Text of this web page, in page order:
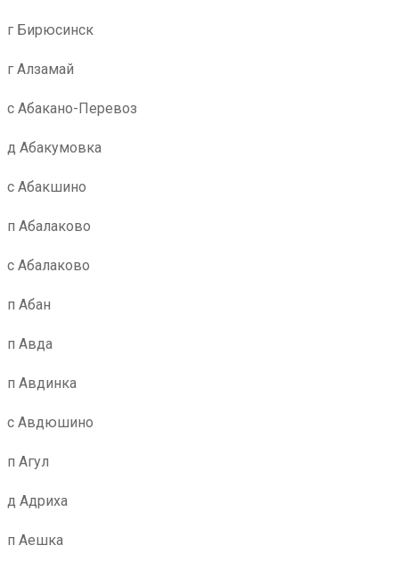
г Бирюсинск
г Алзамай
с Абакано-Перевоз
д Абакумовка
с Абакшино
п Абалаково
с Абалаково
п Абан
п Авда
п Авдинка
с Авдюшино
п Агул
д Адриха
п Аешка